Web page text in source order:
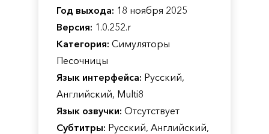
Год выхода: 18 ноября 2025
Версия: 1.0.252.r
Категория: Симуляторы
Песочницы
Язык интерфейса: Русский,
Английский, Multi8
Язык озвучки: Отсутствует
Субтитры: Русский, Английский,